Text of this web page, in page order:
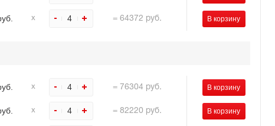
х 4 = 64372 руб.
х 4 = 76304 руб.
х 4 = 82220 руб.